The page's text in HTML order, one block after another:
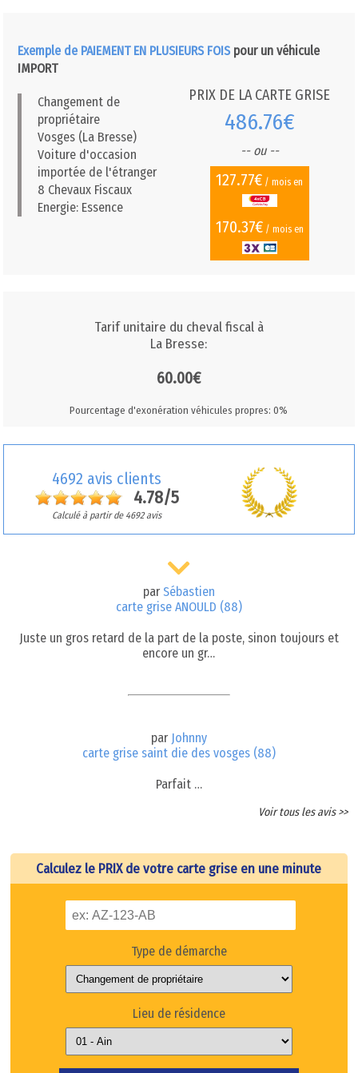
Exemple de PAIEMENT EN PLUSIEURS FOIS pour un véhicule
IMPORT
Changement de
propriétaire
Vosges (La Bresse)
Voiture d'occasion
importée de l'étranger
8 Chevaux Fiscaux
Energie: Essence
PRIX DE LA CARTE GRISE
486.76€
-- ou --
127.77€ / mois en
170.37€/ mois en
Tarif unitaire du cheval fiscal à
La Bresse:
60.00€
Pourcentage d'exonération véhicules propres: 0%
4692 avis clients
4.78/5
Calculé à partir de 4692 avis
par Sébastien
carte grise ANOULD (88)
Juste un gros retard de la part de la poste, sinon toujours et
encore un gr…
par Johnny
carte grise saint die des vosges (88)
Parfait …
Voir tous les avis >>
Calculez le PRIX de votre carte grise en une minute
Type de démarche
Lieu de résidence